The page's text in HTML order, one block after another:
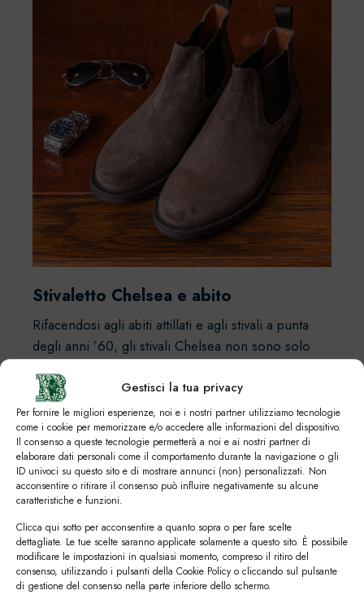
Gestisci la tua privacy
Per fornire le migliori esperienze, noi e i nostri partner utilizziamo tecnologie
come i cookie per memorizzare e/o accedere alle informazioni del dispositivo.
Il consenso a queste tecnologie permetterà a noi e ai nostri partner di
elaborare dati personali come il comportamento durante la navigazione o gli
ID univoci su questo sito e di mostrare annunci (non) personalizzati. Non
acconsentire o ritirare il consenso può influire negativamente su alcune
caratteristiche e funzioni.
Clicca qui sotto per acconsentire a quanto sopra o per fare scelte
dettagliate. Le tue scelte saranno applicate solamente a questo sito. È possibile
modificare le impostazioni in qualsiasi momento, compreso il ritiro del
consenso, utilizzando i pulsanti della Cookie Policy o cliccando sul pulsante
di gestione del consenso nella parte inferiore dello schermo.
Stivaletto Chelsea e abito
Rifacendosi agli abiti attillati e agli stivali a punta
degli anni ’60, gli stivali Chelsea non sono solo
il modello con cura, il chelsea boot può
accompagnarti durante l’intero arco della giornata,
dall’ufficio alla sera. Tuttavia, quando si abbinano
gli stivali a un abito, ci sono due indicazioni chiave
da seguire.
abito a degli stivali, portali con te quando ti stai
facendo orlare i pantaloni. Poiché lostivaletto
chelseaveste diversamente rispetto a una Derby